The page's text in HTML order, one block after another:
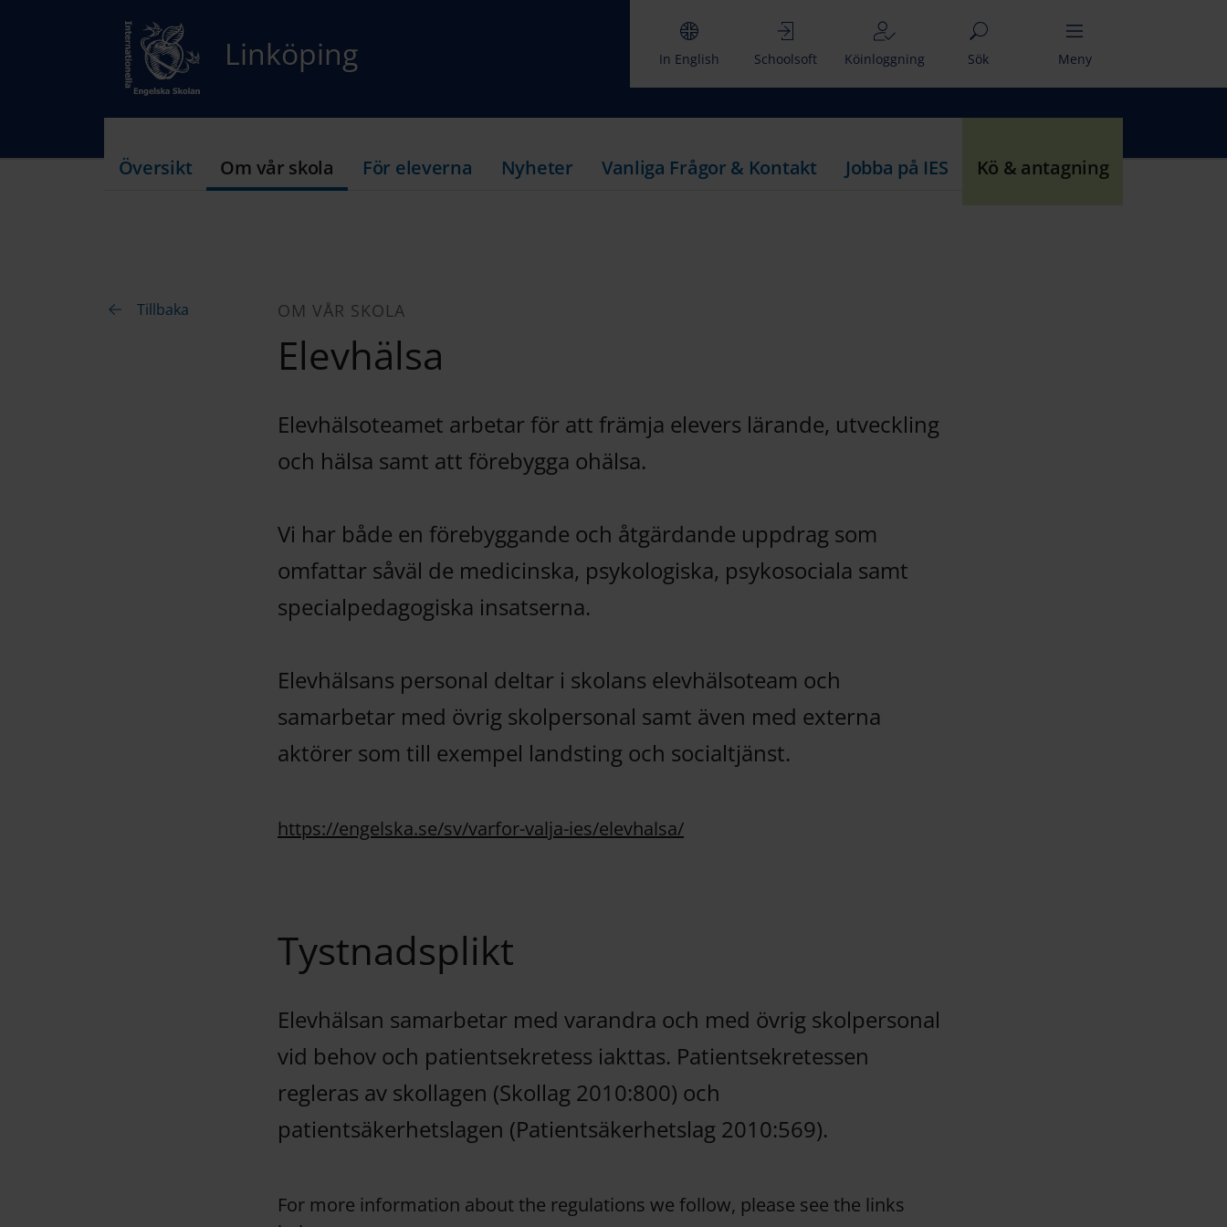
Linköping In English Schoolsoft Köinloggning Sök Meny
Översikt Om vår skola För eleverna Nyheter Vanliga Frågor & Kontakt Jobba på IES Kö & antagning
Tillbaka OM VÅR SKOLA
Elevhälsa
Elevhälsoteamet arbetar för att främja elevers lärande, utveckling
och hälsa samt att förebygga ohälsa.
Vi har både en förebyggande och åtgärdande uppdrag som
omfattar såväl de medicinska, psykologiska, psykosociala samt
specialpedagogiska insatserna.
Elevhälsans personal deltar i skolans elevhälsoteam och
samarbetar med övrig skolpersonal samt även med externa
aktörer som till exempel landsting och socialtjänst.
https://engelska.se/sv/varfor-valja-ies/elevhalsa/
Tystnadsplikt
Elevhälsan samarbetar med varandra och med övrig skolpersonal
vid behov och patientsekretess iakttas. Patientsekretessen
regleras av skollagen (Skollag 2010:800) och
patientsäkerhetslagen (Patientsäkerhetslag 2010:569).
For more information about the regulations we follow, please see the links